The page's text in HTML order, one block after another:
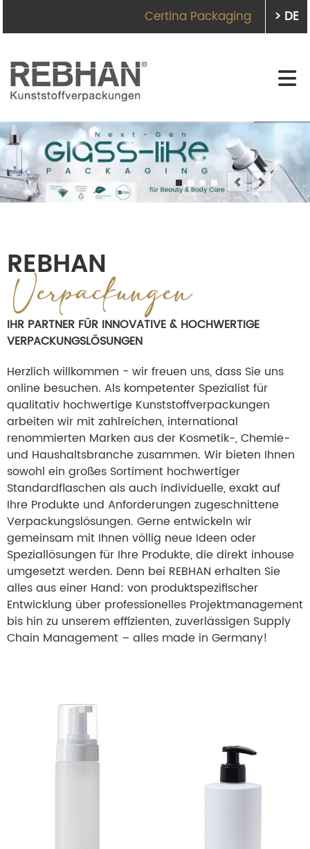
Certina Packaging > DE
REBHAN
Qualität
IHR PARTNER FÜR INNOVATIVE & HOCHWERTIGE
VERPACKUNGSLÖSUNGEN
Herzlich willkommen − wir freuen uns, dass Sie uns
online besuchen. Als kompetenter Spezialist für
qualitativ hochwertige Kunststoffverpackungen
arbeiten wir mit zahlreichen, international
renommierten Marken aus der Kosmetik-, Chemie-
und Haushaltsbranche zusammen. Wir bieten Ihnen
sowohl ein großes Sortiment hochwertiger
Standardflaschen als auch individuelle, exakt auf
Ihre Produkte und Anforderungen zugeschnittene
Verpackungslösungen. Gerne entwickeln wir
gemeinsam mit Ihnen völlig neue Ideen oder
Speziallösungen für Ihre Produkte, die direkt inhouse
umgesetzt werden. Denn bei REBHAN erhalten Sie
alles aus einer Hand: von produktspezifischer
Entwicklung über professionelles Projektmanagement
bis hin zu unserem effizienten, zuverlässigen Supply
Chain Management – alles made in Germany!